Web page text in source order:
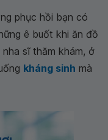
phục hồi bạn có
ê buốt khi ăn đồ
sĩ thăm khám, ở
kháng sinh mà